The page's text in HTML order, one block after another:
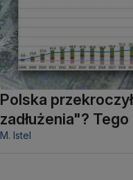
Polska
zadłużenia"? Tego
M. Istel